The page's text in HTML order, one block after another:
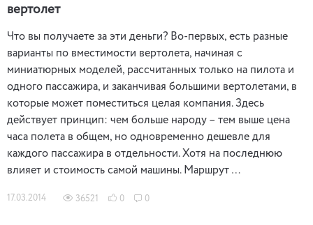
вертолет
Что вы получаете за эти деньги? Во-первых, есть разные
варианты по вместимости вертолета, начиная с
миниатюрных моделей, рассчитанных только на пилота и
одного пассажира, и заканчивая большими вертолетами, в
которые может поместиться целая компания. Здесь
действует принцип: чем больше народу – тем выше цена
часа полета в общем, но одновременно дешевле для
каждого пассажира в отдельности. Хотя на последнюю
влияет и стоимость самой машины. Маршрут …
17.03.2014 36521 0 0